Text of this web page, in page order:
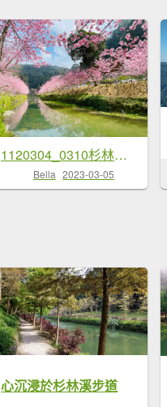
1120304_0310杉林溪花之饗宴
Bella 2023-03-05
心沉浸於杉林溪步道